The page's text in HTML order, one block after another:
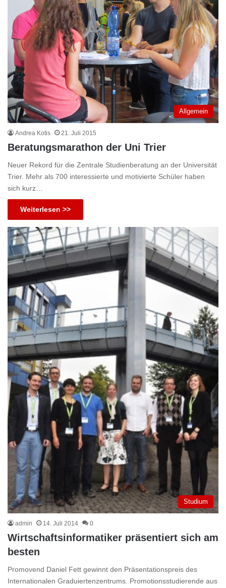
Allgemein
Andrea Kotis 21. Juli 2015
Beratungsmarathon der Uni Trier
Neuer Rekord für die Zentrale Studienberatung an der Universität
Trier. Mehr als 700 interessierte und motivierte Schüler haben
sich kurz…
Weiterlesen >>
Studium
admin 14. Juli 2014 0
Wirtschaftsinformatiker präsentiert sich am
besten
Promovend Daniel Fett gewinnt den Präsentationspreis des
Internationalen Graduiertenzentrums. Promotionsstudierende aus